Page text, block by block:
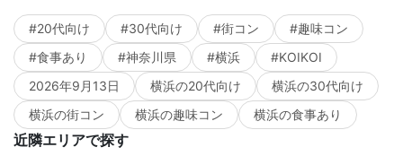
#20代向け #30代向け #街コン
#趣味コン
#食事あり
#神奈川県 #横浜
#KOIKOI
2026年9月13日
横浜の20代向け
横浜の30代向け
横浜の街コン
横浜の趣味コン 横浜の食事あり
近隣エリアで探す